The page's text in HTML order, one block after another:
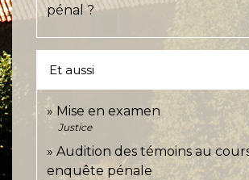
pénal ?
Et aussi
Mise en examen
Justice
Audition des témoins au
enquête pénale